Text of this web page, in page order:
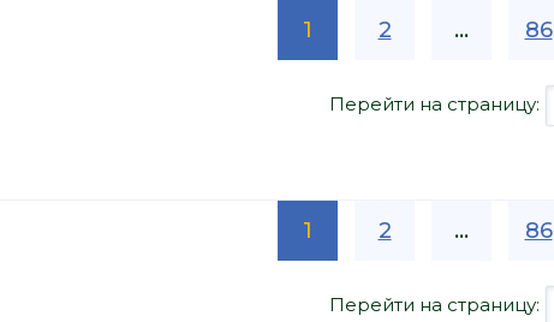
1 2 ... 86
Перейти на страницу:
1 2 ... 86
Перейти на страницу: